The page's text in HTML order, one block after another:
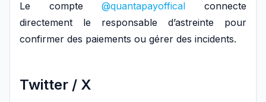
Le compte@quantapayoffical connecte
directement le responsable d’astreinte pour
confirmer des paiements ou gérer des incidents.
Twitter / X